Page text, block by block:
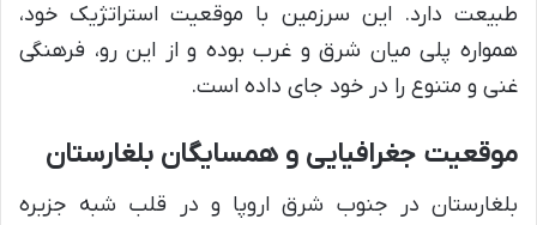
طبیعت دارد. این سرزمین با موقعیت استراتژیک خود،
همواره پلی میان شرق و غرب بوده و از این رو، فرهنگی
غنی و متنوع را در خود جای داده است.
موقعیت جغرافیایی و همسایگان بلغارستان
بلغارستان در جنوب شرق اروپا و در قلب شبه جزیره